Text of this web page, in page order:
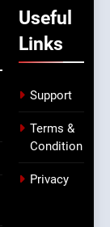
Useful
Links
Support
Terms &
Condition
Privacy